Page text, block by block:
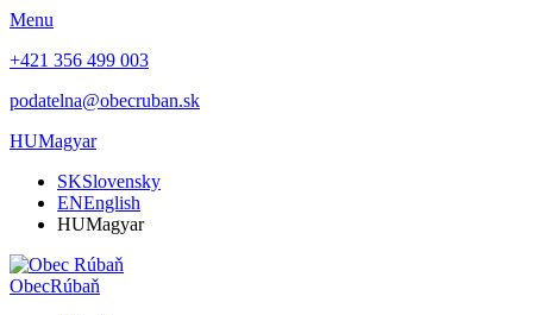
Menu
+421 356 499 003
podatelna@obecruban.sk
HUMagyar
SKSlovensky
ENEnglish
HUMagyar
ObecRúbaň